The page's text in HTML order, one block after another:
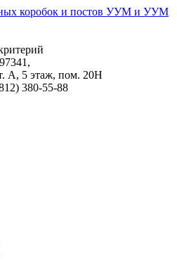
коробок и постов УУМ и УУМ
,
А, 5 этаж, пом. 20Н
380-55-88